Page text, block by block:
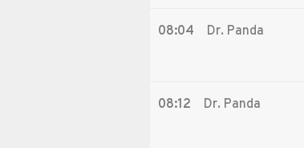
08:04 Dr. Panda
08:12 Dr. Panda